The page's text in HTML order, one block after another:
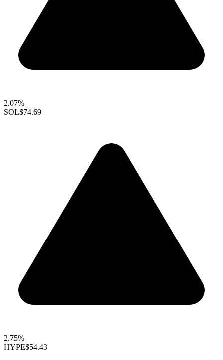
2.07%
SOL$74.69
2.75%
HYPE$54.43